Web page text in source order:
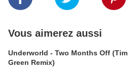
Vous aimerez aussi
Underworld - Two Months Off (Tim
Green Remix)